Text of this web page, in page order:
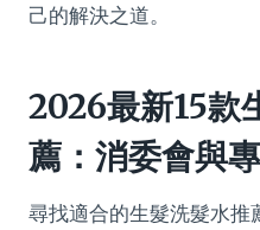
己的解決之道。
2026最新15款
薦：消委會與
尋找適合的生髮洗髮水推